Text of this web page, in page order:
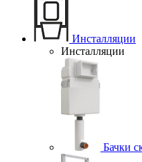
Инсталляции
Инсталляции
Бачки